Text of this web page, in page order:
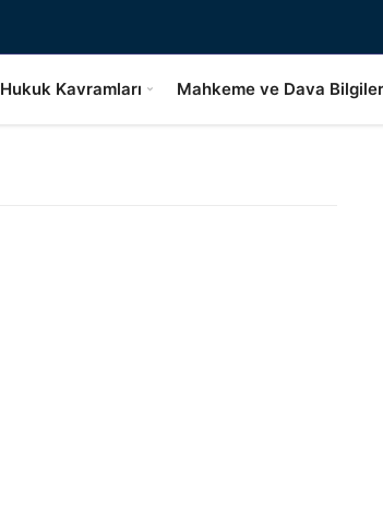
Hukuk Kavramları Mahkeme ve Dava